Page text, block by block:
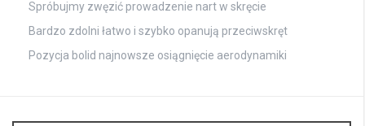
Spróbujmy zwęzić prowadzenie nart w skręcie
Bardzo zdolni łatwo i szybko opanują przeciwskręt
Pozycja bolid najnowsze osiągnięcie aerodynamiki